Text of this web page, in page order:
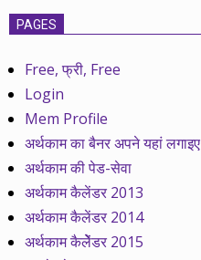
PAGES
Free, फ्री, Free
Login
Mem Profile
अर्थकाम का बैनर अपने यहां लगाइए
अर्थकाम की पेड-सेवा
अर्थकाम कैलेंडर 2013
अर्थकाम कैलेंडर 2014
अर्थकाम कैलेेंडर 2015